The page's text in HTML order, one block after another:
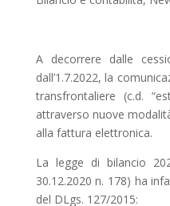
A decorrere dalle
dall’1.7.2022, la
transfrontaliere (c.d.
attraverso nuove
alla fattura elettronica.
La legge di bilancio
30.12.2020 n. 178) ha
del DLgs. 127/2015: